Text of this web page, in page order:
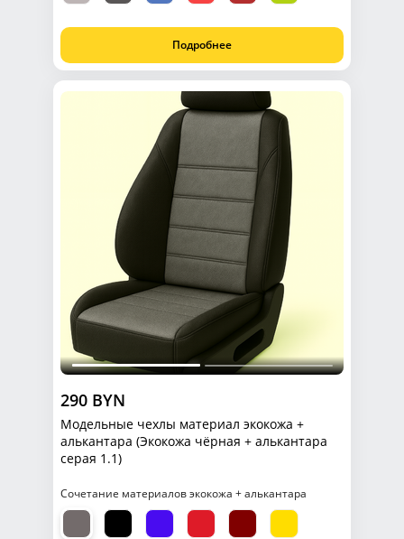
Подробнее
290 BYN
Модельные чехлы материал экокожа +
алькантара (Экокожа чёрная + алькантара
серая 1.1)
Сочетание материалов экокожа + алькантара